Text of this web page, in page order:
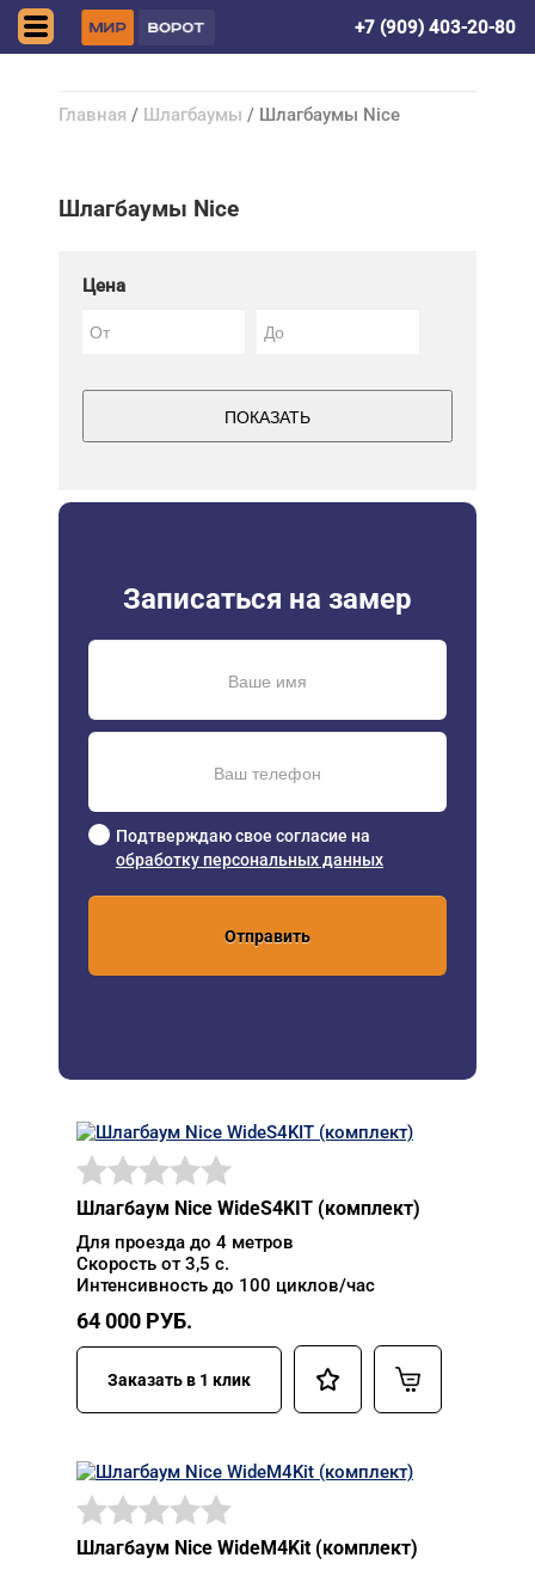
+7 (909) 403-20-80
Главная / Шлагбаумы / Шлагбаумы Nice
Шлагбаумы Nice
Цена
ПОКАЗАТЬ
Записаться на замер
Подтверждаю свое согласие на
обработку персональных данных
Отправить
Шлагбаум Nice WideS4KIT (комплект)
Для проезда до 4 метров
Скорость от 3,5 с.
Интенсивность до 100 циклов/час
64 000 РУБ.
Заказать в 1 клик
Шлагбаум Nice WideM4Kit (комплект)